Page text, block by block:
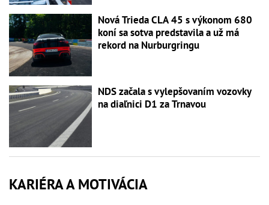
Nová Trieda CLA 45 s výkonom 680
koní sa sotva predstavila a už má
rekord na Nurburgringu
NDS začala s vylepšovaním vozovky
na diaľnici D1 za Trnavou
KARIÉRA A MOTIVÁCIA